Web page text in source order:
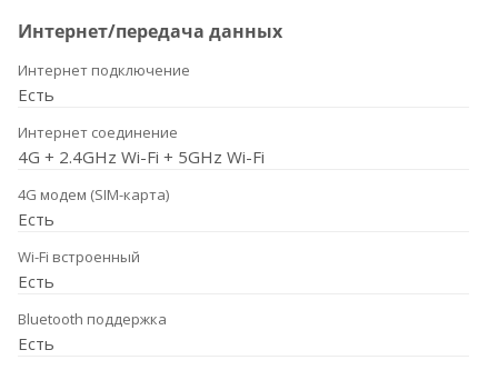
Интернет/передача данных
Интернет подключение
Есть
Интернет соединение
4G + 2.4GHz Wi-Fi + 5GHz Wi-Fi
4G модем (SIM-карта)
Есть
Wi-Fi встроенный
Есть
Bluetooth поддержка
Есть